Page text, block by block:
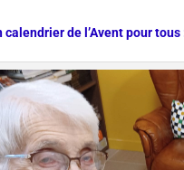
calendrier de l’Avent pour